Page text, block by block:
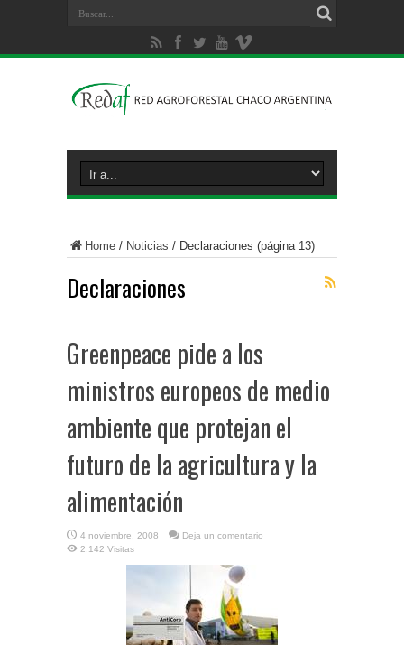
Home / Noticias / Declaraciones (página 13)
Declaraciones
Greenpeace pide a los
ministros europeos de medio
ambiente que protejan el
futuro de la agricultura y la
alimentación
4 noviembre, 2008
Deja un comentario
2,142 Visitas